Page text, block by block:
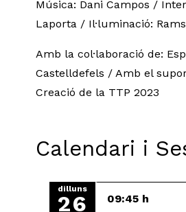
Música: Dani Campos /
Laporta / Il·luminació:
Amb la col·laboració de:
Castelldefels / Amb el
Creació de la TTP 2023
Calendari i
dilluns
26 09:45 h